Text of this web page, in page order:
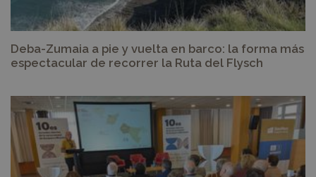
Deba-Zumaia a pie y vuelta en barco: la forma más
espectacular de recorrer la Ruta del Flysch